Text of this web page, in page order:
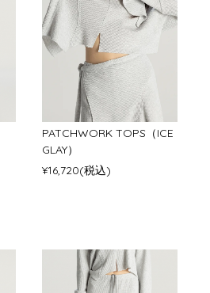
PATCHWORK TOPS（ICE
GLAY）
¥16,720(税込)